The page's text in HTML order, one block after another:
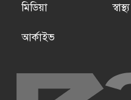
মিডিয়া স্বাস্থ্য
আর্কাইভ